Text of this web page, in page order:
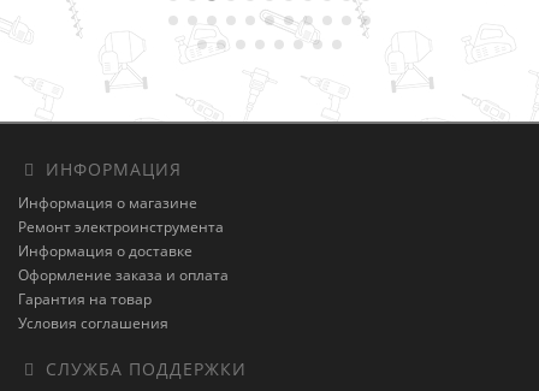
ИНФОРМАЦИЯ
Информация о магазине
Ремонт электроинструмента
Информация о доставке
Оформление заказа и оплата
Гарантия на товар
Условия соглашения
СЛУЖБА ПОДДЕРЖКИ